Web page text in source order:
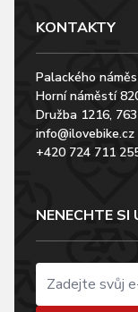
KONTAKTY
Palackého
Horní náměstí
Družba 1216,
info@ilovebike.cz
+420 724 711
NENECHTE SI